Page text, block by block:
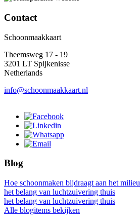
Contact
Schoonmaakkaart
Theemsweg 17 - 19
3201 LT Spijkenisse
Netherlands
info@schoonmaakkaart.nl
Blog
Hoe schoonmaken bijdraagt aan het milieu
het belang van luchtzuivering thuis
het belang van luchtzuivering thuis
Alle blogitems bekijken